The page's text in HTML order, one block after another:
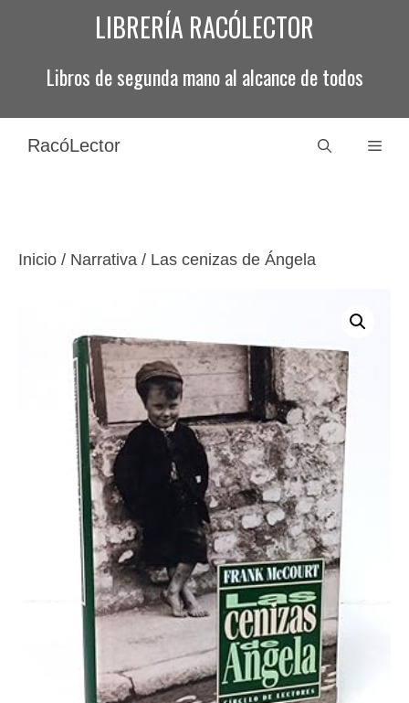
LIBRERÍA RACÓLECTOR
Libros de segunda mano al alcance de todos
RacóLector
Inicio / Narrativa / Las cenizas de Ángela